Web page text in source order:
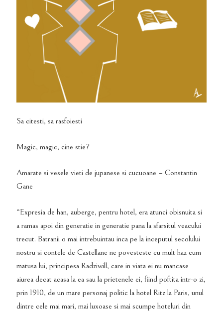
Sa citesti, sa rasfoiesti
Magic, magic, cine stie?
Amarate si vesele vieti de jupanese si cucuoane – Constantin
Gane
“Expresia de han, auberge, pentru hotel, era atunci obisnuita si
a ramas apoi din generatie in generatie pana la sfarsitul veacului
trecut. Batranii o mai intrebuintau inca pe la inceputul secolului
nostru si contele de Castellane ne povesteste cu mult haz cum
matusa lui, principesa Radziwill, care in viata ei nu mancase
aiurea decat acasa la ea sau la prietenele ei, fiind poftita intr-o zi,
prin 1910, de un mare personaj politic la hotel Ritz la Paris, unul
dintre cele mai mari, mai luxoase si mai scumpe hoteluri din